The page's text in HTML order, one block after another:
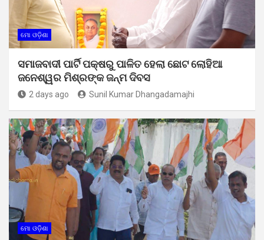
ମୋ ଓଡ଼ିଶା
ସମାଜବାଦୀ ପାର୍ଟି ପକ୍ଷରୁ ପାଳିତ ହେଲା ଛୋଟ ଲୋହିଆ
ଜନେଶ୍ୱର ମିଶ୍ରଙ୍କ ଜନ୍ମ ଦିବସ
2 days ago Sunil Kumar Dhangadamajhi
ମୋ ଓଡ଼ିଶା